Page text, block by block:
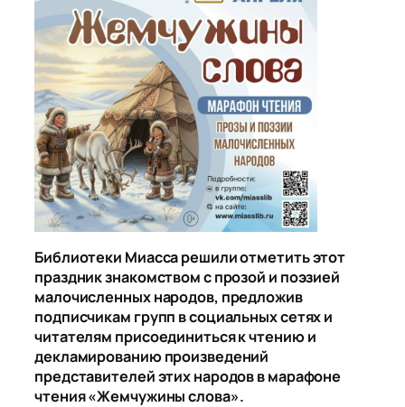
Библиотеки Миасса решили отметить этот
праздник знакомством с прозой и поэзией
малочисленных народов, предложив
подписчикам групп в социальных сетях и
читателям присоединиться к чтению и
декламированию произведений
представителей этих народов в марафоне
чтения «Жемчужины слова».